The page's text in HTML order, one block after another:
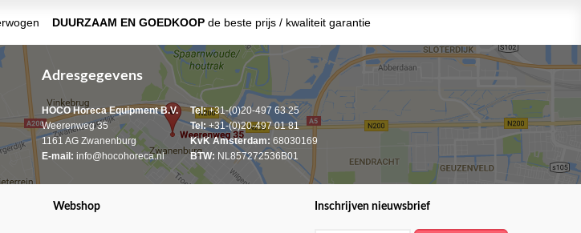
DUURZAAM EN GOEDKOOPde beste prijs / kwaliteit garantie
Adresgegevens
HOCO Horeca Equipment B.V.
Weerenweg 35
1161 AG Zwanenburg
E-mail: info@hocohoreca.nl
Tel:+31-(0)20-497 63 25
Tel:+31-(0)20-497 01 81
KvK Amsterdam: 68030169
BTW: NL857272536B01
Webshop Inschrijven nieuwsbrief